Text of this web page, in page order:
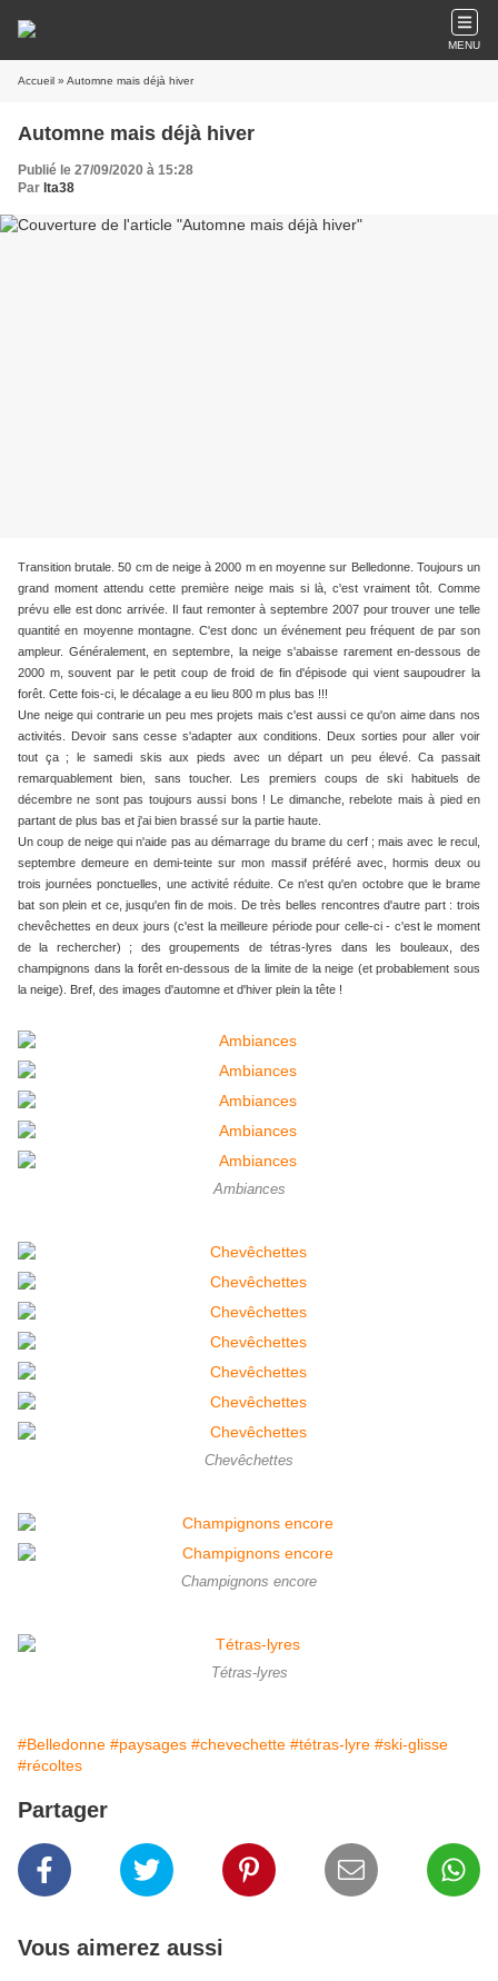
MENU
Accueil » Automne mais déjà hiver
Automne mais déjà hiver
Publié le 27/09/2020 à 15:28
Par lta38
Transition brutale. 50 cm de neige à 2000 m en moyenne sur Belledonne. Toujours un
grand moment attendu cette première neige mais si là, c'est vraiment tôt. Comme
prévu elle est donc arrivée. Il faut remonter à septembre 2007 pour trouver une telle
quantité en moyenne montagne. C'est donc un événement peu fréquent de par son
ampleur. Généralement, en septembre, la neige s'abaisse rarement en-dessous de
2000 m, souvent par le petit coup de froid de fin d'épisode qui vient saupoudrer la
forêt. Cette fois-ci, le décalage a eu lieu 800 m plus bas !!!
Une neige qui contrarie un peu mes projets mais c'est aussi ce qu'on aime dans nos
activités. Devoir sans cesse s'adapter aux conditions. Deux sorties pour aller voir
tout ça ; le samedi skis aux pieds avec un départ un peu élevé. Ca passait
remarquablement bien, sans toucher. Les premiers coups de ski habituels de
décembre ne sont pas toujours aussi bons ! Le dimanche, rebelote mais à pied en
partant de plus bas et j'ai bien brassé sur la partie haute.
Un coup de neige qui n'aide pas au démarrage du brame du cerf ; mais avec le recul,
septembre demeure en demi-teinte sur mon massif préféré avec, hormis deux ou
trois journées ponctuelles, une activité réduite. Ce n'est qu'en octobre que le brame
bat son plein et ce, jusqu'en fin de mois. De très belles rencontres d'autre part : trois
chevêchettes en deux jours (c'est la meilleure période pour celle-ci - c'est le moment
de la rechercher) ; des groupements de tétras-lyres dans les bouleaux, des
champignons dans la forêt en-dessous de la limite de la neige (et probablement sous
la neige). Bref, des images d'automne et d'hiver plein la tête !
Ambiances
Chevêchettes
Champignons encore
Tétras-lyres
#Belledonne #paysages #chevechette #tétras-lyre #ski-glisse
#récoltes
Partager
Vous aimerez aussi